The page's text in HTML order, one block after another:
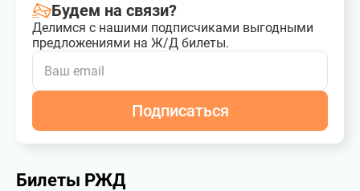
Будем на связи?
Делимся с нашими подписчиками выгодными
предложениями на Ж/Д билеты.
Подписаться
Билеты РЖД